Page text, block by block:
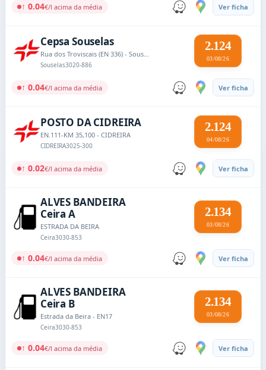
↑ 0.04€/l acima da média Ver ficha
Cepsa Souselas
Rua dos Troviscais (EN 336) - Souselas
Souselas3020-886
2.124
03/08/26
↑ 0.04€/l acima da média Ver ficha
POSTO DA CIDREIRA
EN.111-KM 35,100 - CIDREIRA
CIDREIRA3025-300
2.124
04/08/26
↑ 0.02€/l acima da média Ver ficha
ALVES BANDEIRA
Ceira A
ESTRADA DA BEIRA
Ceira3030-853
2.134
03/08/26
↑ 0.04€/l acima da média Ver ficha
ALVES BANDEIRA
Ceira B
Estrada da Beira - EN17
Ceira3030-853
2.134
03/08/26
↑ 0.04€/l acima da média Ver ficha